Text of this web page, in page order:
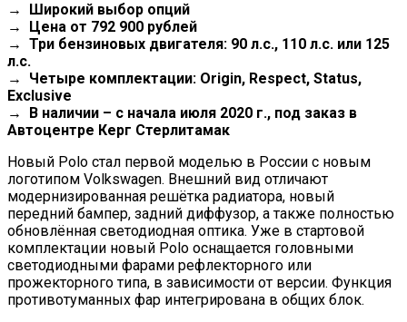
→ Широкий выбор опций
→ Цена от 792 900 рублей
→ Три бензиновых двигателя: 90 л.с., 110 л.с. или 125
л.с.
→ Четыре комплектации: Origin, Respect, Status,
Exclusive
→ В наличии – с начала июля 2020 г., под заказ в
Автоцентре Керг Стерлитамак
Новый Polo стал первой моделью в России с новым
логотипом Volkswagen. Внешний вид отличают
модернизированная решётка радиатора, новый
передний бампер, задний диффузор, а также полностью
обновлённая светодиодная оптика. Уже в стартовой
комплектации новый Polo оснащается головными
светодиодными фарами рефлекторного или
прожекторного типа, в зависимости от версии. Функция
противотуманных фар интегрирована в общих блок.